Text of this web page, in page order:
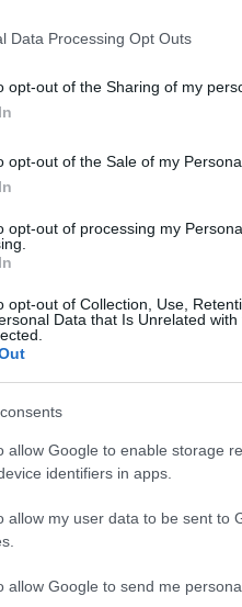
Data Processing Opt Outs
opt-out of the Sharing of my
opt-out of the Sale of my
opt-out of processing my
opt-out of Collection, Use,
Data that Is Unrelated
allow Google to enable storage
identifiers in apps.
allow my user data to be sent to
allow Google to send me
az en hösöm
a prayer before dawn